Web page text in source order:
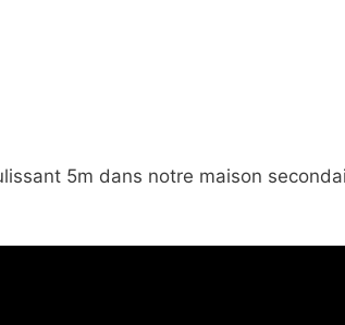
5m dans notre maison